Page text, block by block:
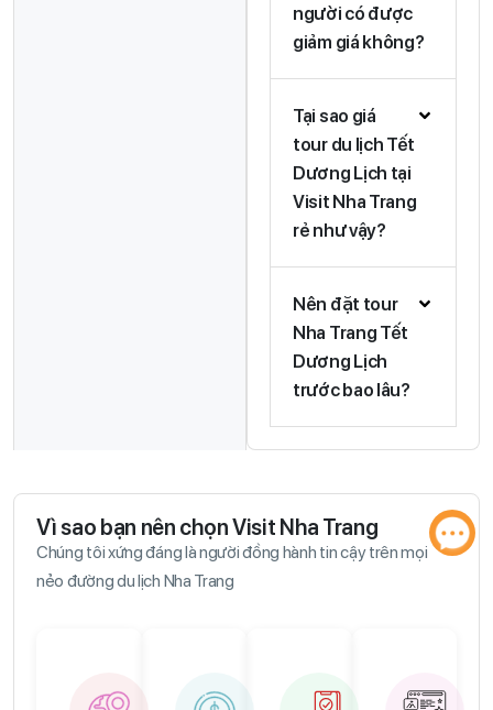
người có được
giảm giá không?
Tại sao giá
tour du lịch Tết
Dương Lịch tại
Visit Nha Trang
rẻ như vậy?
Nên đặt tour
Nha Trang Tết
Dương Lịch
trước bao lâu?
Vì sao bạn nên chọn Visit Nha Trang
Chúng tôi xứng đáng là người đồng hành tin cậy trên mọi
nẻo đường du lịch Nha Trang